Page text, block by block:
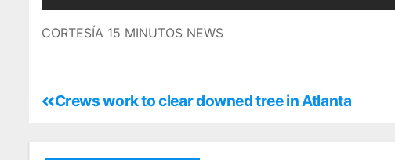
CORTESÍA 15 MINUTOS NEWS
Crews work to clear downed tree in Atlanta